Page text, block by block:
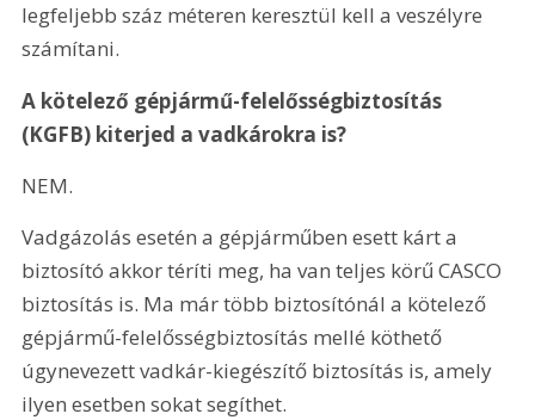
legfeljebb száz méteren keresztül kell a veszélyre
számítani.
A kötelező gépjármű-felelősségbiztosítás
(KGFB) kiterjed a vadkárokra is?
NEM.
Vadgázolás esetén a gépjárműben esett kárt a
biztosító akkor téríti meg, ha van teljes körű CASCO
biztosítás is. Ma már több biztosítónál a kötelező
gépjármű-felelősségbiztosítás mellé köthető
úgynevezett vadkár-kiegészítő biztosítás is, amely
ilyen esetben sokat segíthet.